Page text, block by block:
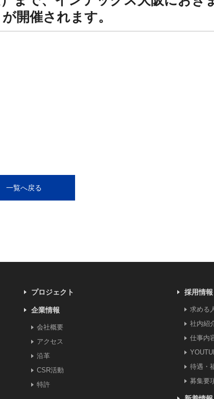
開催されます。
一覧へ戻る
プロジェクト
企業情報
会社概要
アクセス
沿革
CSR活動
特許
採用情報
求める
社内紹
仕事内
待遇・
募集要